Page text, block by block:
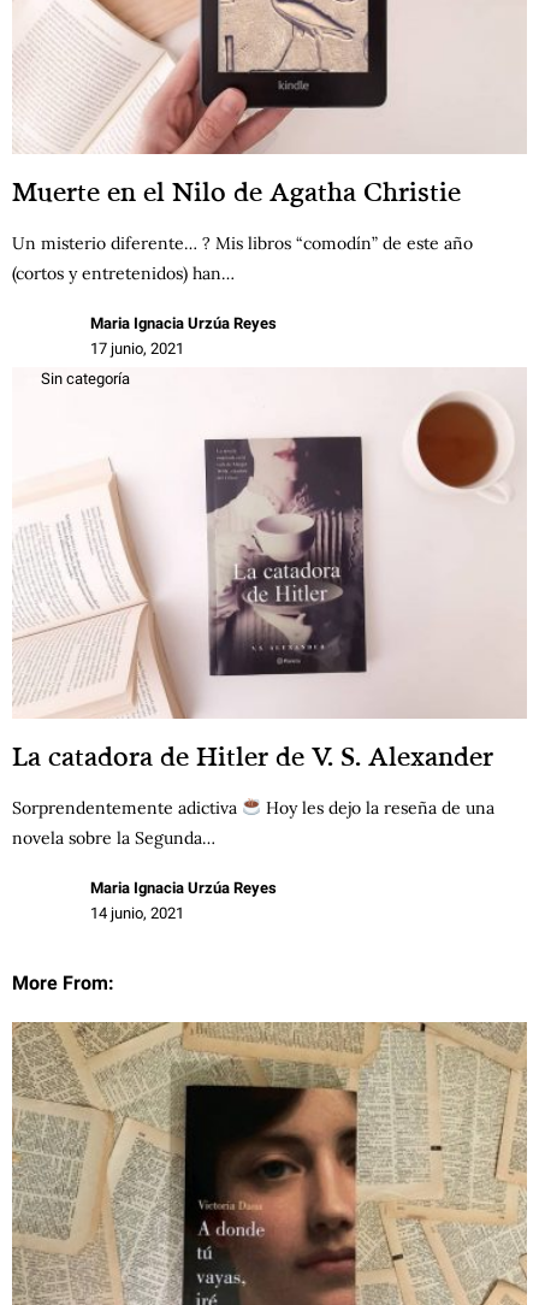
Muerte en el Nilo de Agatha Christie
Un misterio diferente… ? Mis libros “comodín” de este año
(cortos y entretenidos) han…
Maria Ignacia Urzúa Reyes
17 junio, 2021
Sin categoría
La catadora de Hitler de V. S. Alexander
Sorprendentemente adictiva
Hoy les dejo la reseña de una
novela sobre la Segunda…
Maria Ignacia Urzúa Reyes
14 junio, 2021
More From: